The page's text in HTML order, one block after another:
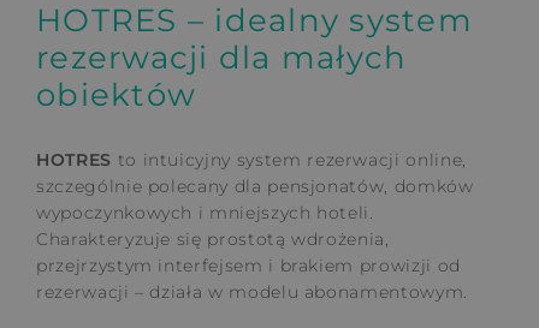
HOTRES – idealny system
rezerwacji dla małych
obiektów
HOTRES to intuicyjny system rezerwacji online,
szczególnie polecany dla pensjonatów, domków
wypoczynkowych i mniejszych hoteli.
Charakteryzuje się prostotą wdrożenia,
przejrzystym interfejsem i brakiem prowizji od
rezerwacji – działa w modelu abonamentowym.